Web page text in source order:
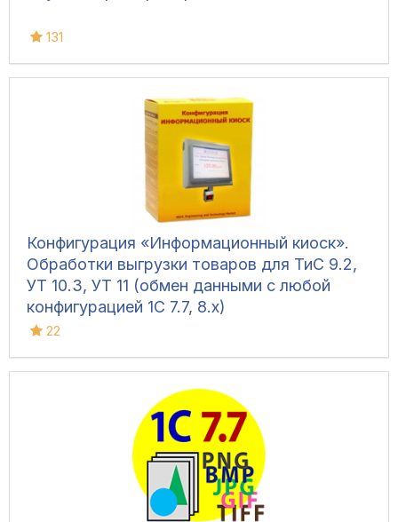
131
Конфигурация «Информационный киоск».
Обработки выгрузки товаров для ТиС 9.2,
УТ 10.3, УТ 11 (обмен данными с любой
конфигурацией 1С 7.7, 8.х)
22